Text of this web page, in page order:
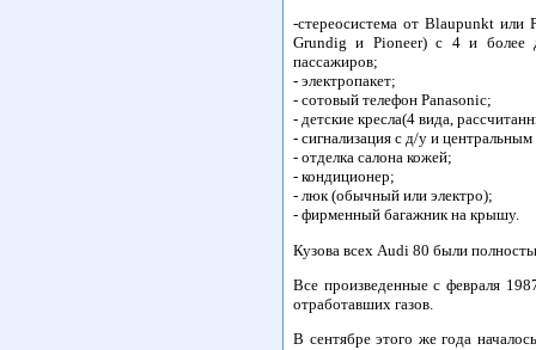
-стереосистема от Blaupunkt или
Grundig и Pioneer) c 4 и более
пассажиров;
- электропакет;
- сотовый телефон Panasonic;
- детские кресла(4 вида,
- сигнализация с д/у и
- отделка салона кожей;
- кондиционер;
- люк (обычный или электро);
- фирменный багажник на крышу.
Кузова всех Audi 80 были
Все произведенные с февраля
отработавших газов.
В сентябре этого же года